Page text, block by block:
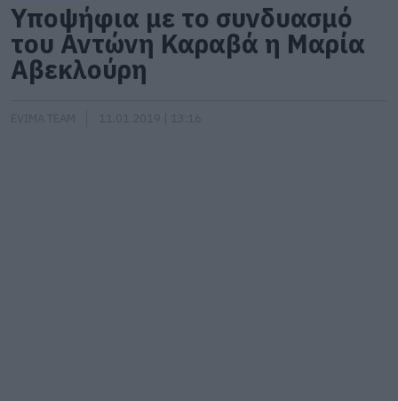
Υποψήφια με το συνδυασμό
του Αντώνη Καραβά η Μαρία
Αβεκλούρη